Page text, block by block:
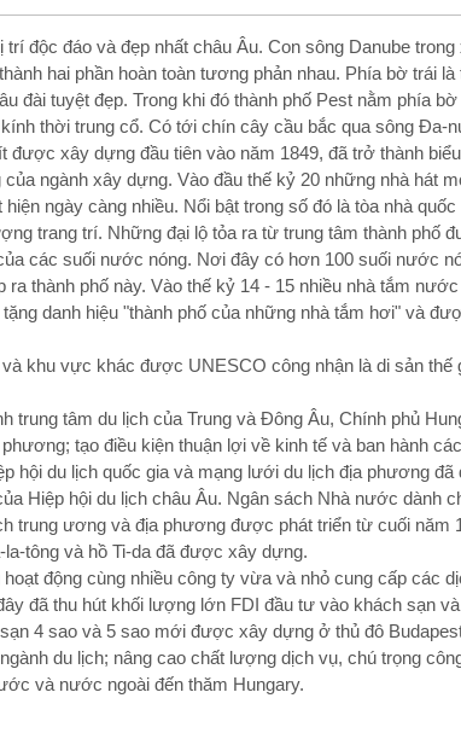
độc đáo và đẹp nhất châu Âu. Con sông Danube
hai phần hoàn toàn tương phản nhau. Phía bờ trái là
đài tuyệt đẹp. Trong khi đó thành phố Pest nằm phía
thời trung cổ. Có tới chín cây cầu bắc qua sông Ða-
được xây dựng đầu tiên vào năm 1849, đã trở thành
ngành xây dựng. Vào đầu thế kỷ 20 những nhà hát
ngày càng nhiều. Nổi bật trong số đó là tòa nhà
trang trí. Những đại lộ tỏa ra từ trung tâm thành phố
các suối nước nóng. Nơi đây có hơn 100 suối nước
thành phố này. Vào thế kỷ 14 - 15 nhiều nhà tắm
danh hiệu "thành phố của những nhà tắm hơi" và
khu vực khác được UNESCO công nhận là di sản thế
trung tâm du lịch của Trung và Ðông Âu, Chính phủ
tạo điều kiện thuận lợi về kinh tế và ban hành
hội du lịch quốc gia và mạng lưới du lịch địa phương
Hiệp hội du lịch châu Âu. Ngân sách Nhà nước dành
trung ương và địa phương được phát triển từ cuối năm
tông và hồ Ti-da đã được xây dựng.
động cùng nhiều công ty vừa và nhỏ cung cấp các
đã thu hút khối lượng lớn FDI đầu tư vào khách sạn
4 sao và 5 sao mới được xây dựng ở thủ đô
du lịch; nâng cao chất lượng dịch vụ, chú trọng
và nước ngoài đến thăm Hungary.